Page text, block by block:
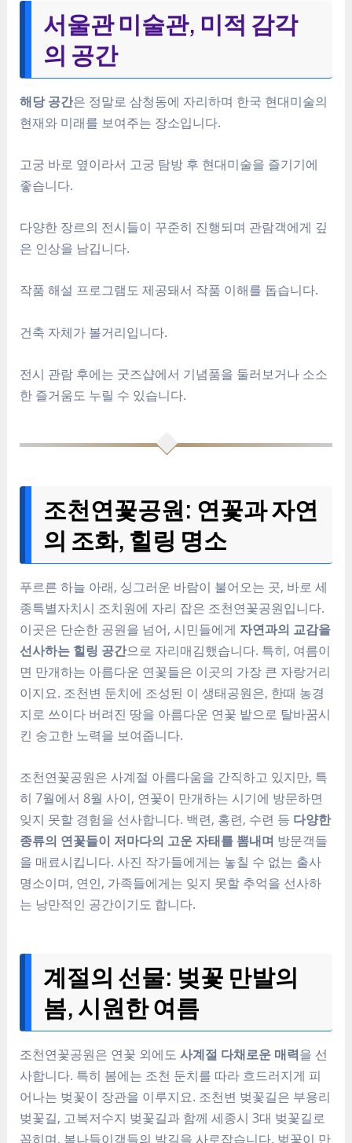
서울관 미술관, 미적 감각
의 공간
해당 공간은 정말로 삼청동에 자리하며 한국 현대미술의
현재와 미래를 보여주는 장소입니다.
고궁 바로 옆이라서 고궁 탐방 후 현대미술을 즐기기에
좋습니다.
다양한 장르의 전시들이 꾸준히 진행되며 관람객에게 깊
은 인상을 남깁니다.
작품 해설 프로그램도 제공돼서 작품 이해를 돕습니다.
건축 자체가 볼거리입니다.
전시 관람 후에는 굿즈샵에서 기념품을 둘러보거나 소소
한 즐거움도 누릴 수 있습니다.
조천연꽃공원: 연꽃과 자연
의 조화, 힐링 명소
푸르른 하늘 아래, 싱그러운 바람이 불어오는 곳, 바로 세
종특별자치시 조치원에 자리 잡은 조천연꽃공원입니다.
이곳은 단순한 공원을 넘어, 시민들에게 자연과의 교감을
선사하는 힐링 공간으로 자리매김했습니다. 특히, 여름이
면 만개하는 아름다운 연꽃들은 이곳의 가장 큰 자랑거리
이지요. 조천변 둔치에 조성된 이 생태공원은, 한때 농경
지로 쓰이다 버려진 땅을 아름다운 연꽃 밭으로 탈바꿈시
킨 숭고한 노력을 보여줍니다.
조천연꽃공원은 사계절 아름다움을 간직하고 있지만, 특
히 7월에서 8월 사이, 연꽃이 만개하는 시기에 방문하면
잊지 못할 경험을 선사합니다. 백련, 홍련, 수련 등 다양한
종류의 연꽃들이 저마다의 고운 자태를 뽐내며 방문객들
을 매료시킵니다. 사진 작가들에게는 놓칠 수 없는 출사
명소이며, 연인, 가족들에게는 잊지 못할 추억을 선사하
는 낭만적인 공간이기도 합니다.
계절의 선물: 벚꽃 만발의
봄, 시원한 여름
조천연꽃공원은 연꽃 외에도사계절 다채로운 매력을 선
사합니다. 특히 봄에는 조천 둔치를 따라 흐드러지게 피
어나는 벚꽃이 장관을 이루지요. 조천변 벚꽃길은 부용리
벚꽃길, 고복저수지 벚꽃길과 함께 세종시 3대 벚꽃길로
꼽히며, 봄나들이객들의 발길을 사로잡습니다. 벚꽃이 만